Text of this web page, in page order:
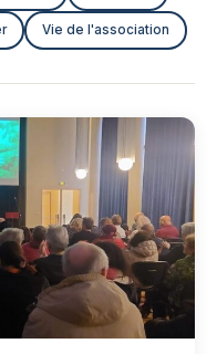
Vie de l'association